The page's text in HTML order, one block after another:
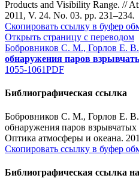
Products and Visibility Range. //
2011, V. 24. No. 03. pp. 231–234.
Скопировать ссылку в буфер
Открыть страницу с переводом
Бобровников С. М., Горлов Е. В.
обнаружения паров
1055-1061PDF
Библиографическая ссылка
Бобровников С. М., Горлов Е.
обнаружения паров
Оптика атмосферы и океана.
Скопировать ссылку в буфер
Библиографическая ссылка